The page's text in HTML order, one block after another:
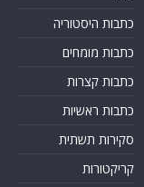
כתבות היסטוריה
כתבות מומחים
כתבות קצרות
כתבות ראשיות
סקירות תשתית
קריקטורות